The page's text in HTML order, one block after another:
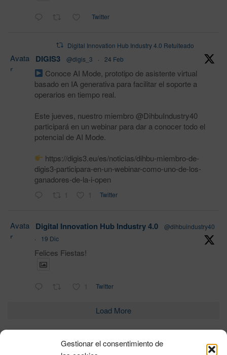
Gestionar el consentimiento de
Twitter
Digital Innovation Hub Industry 4.0 Retuiteado
Avata
r
DIGIS3 @digis_3 · 24 Feb
Conoce AI Mode, prototipo de asistente virtual
basado en IA generativa para facilitar el soporte a
operarios en tiempo real.
Este jueves, nuestro miembro @DihbuIndustry40
participará en un webinar para dar a conocer todo el
potencial de AI Mode.
https://digis3.eu/es/noticias/dihbu-miembro-de-
digis3-participara-en-un-webinar-como-uno-de-los-
ganadores-de-la-i-open
1 1 Twitter
Avata
r
Digital Innovation Hub Industry 4.0
@dihbuindustry40
·
19 Dic
Felices Fiestas!
1 Twitter
Load More